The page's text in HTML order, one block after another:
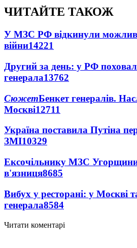
ЧИТАЙТЕ ТАКОЖ
У МЗС РФ відкинули
війни14221
Другий за день: у РФ
генерала13762
СюжетБенкет генералів.
Москві12711
Україна поставила Путіна
ЗМІ10329
Ексочільнику МЗС
в'язниця8685
Вибух у ресторані: у Москві
генерала8584
Читати коментарі